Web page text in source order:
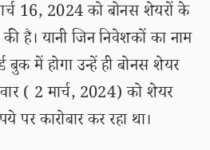
16, 2024 को बोनस शेयरों के
की है। यानी जिन निवेशकों का नाम
बुक में होगा उन्हें ही बोनस शेयर
( 2 मार्च, 2024) को शेयर
कारोबार कर रहा था।